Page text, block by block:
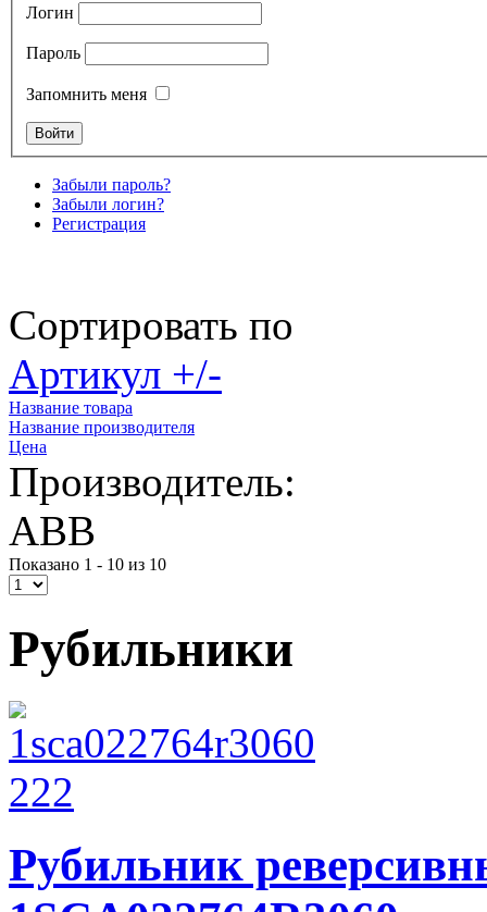
Логин
Пароль
Запомнить меня
Забыли пароль?
Забыли логин?
Регистрация
Сортировать по
Артикул +/-
Название товара
Название производителя
Цена
Производитель:
ABB
Показано 1 - 10 из 10
Рубильники
Рубильник